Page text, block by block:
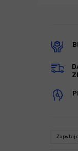
Zapytaj